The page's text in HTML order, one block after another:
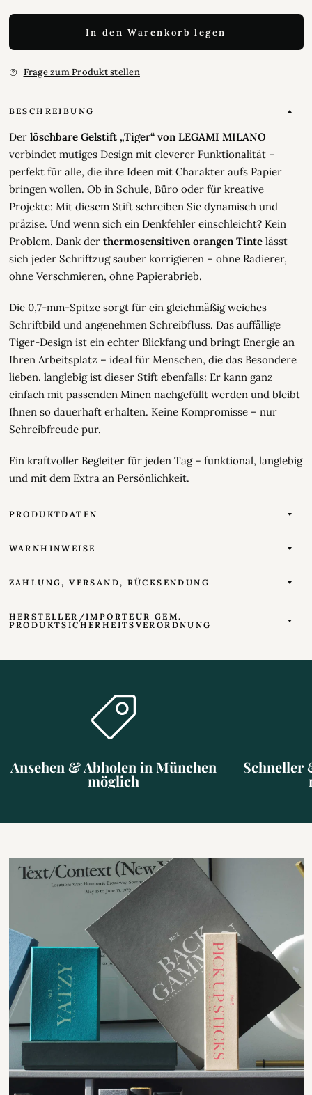
In den Warenkorb legen
Frage zum Produkt stellen
BESCHREIBUNG
Der löschbare Gelstift „Tiger“ von LEGAMI MILANO
verbindet mutiges Design mit cleverer Funktionalität –
perfekt für alle, die ihre Ideen mit Charakter aufs Papier
bringen wollen. Ob in Schule, Büro oder für kreative
Projekte: Mit diesem Stift schreiben Sie dynamisch und
präzise. Und wenn sich ein Denkfehler einschleicht? Kein
Problem. Dank der thermosensitiven orangen Tintelässt
sich jeder Schriftzug sauber korrigieren – ohne Radierer,
ohne Verschmieren, ohne Papierabrieb.
Die 0,7-mm-Spitze sorgt für ein gleichmäßig weiches
Schriftbild und angenehmen Schreibfluss. Das auffällige
Tiger-Design ist ein echter Blickfang und bringt Energie an
Ihren Arbeitsplatz – ideal für Menschen, die das Besondere
lieben. langlebig ist dieser Stift ebenfalls: Er kann ganz
einfach mit passenden Minen nachgefüllt werden und bleibt
Ihnen so dauerhaft erhalten. Keine Kompromisse – nur
Schreibfreude pur.
Ein kraftvoller Begleiter für jeden Tag – funktional, langlebig
und mit dem Extra an Persönlichkeit.
PRODUKTDATEN
WARNHINWEISE
ZAHLUNG, VERSAND, RÜCKSENDUNG
HERSTELLER/IMPORTEUR GEM.
PRODUKTSICHERHEITSVERORDNUNG
Ansehen & Abholen in München
möglich
Schneller